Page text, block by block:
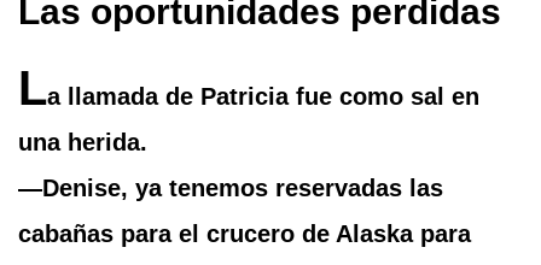
Las oportunidades perdidas
La llamada de Patricia fue como sal en
una herida.
—Denise, ya tenemos reservadas las
cabañas para el crucero de Alaska para